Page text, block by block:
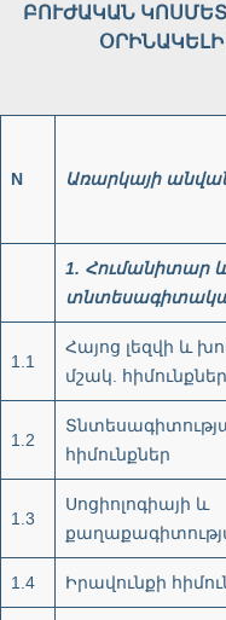
ԲՈՒԺԱԿԱՆ
N Առարկայի
1. Հումանիտար և
1.1
Հայոց լեզվի և
մշակ. հիմունքներ
1.2
հիմունքներ
1.3
Սոցիոլոգիայի և
1.4 Իրավունքի